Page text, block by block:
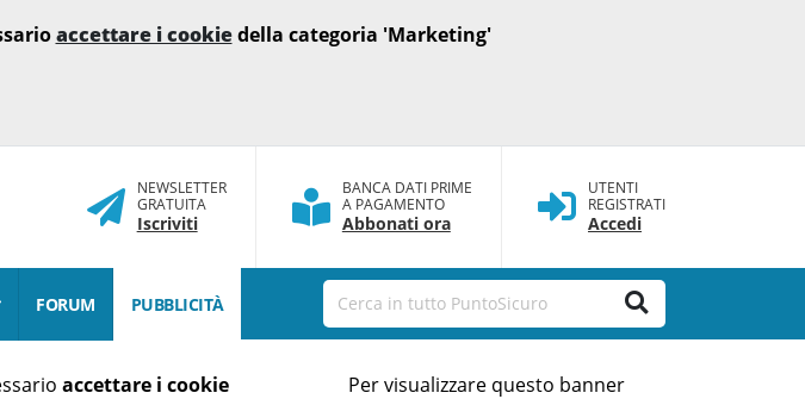
accettare i cookiedella categoria 'Marketing'
NEWSLETTER
GRATUITA
Iscriviti
BANCA DATI PRIME
A PAGAMENTO
Abbonati ora
UTENTI
REGISTRATI
Accedi
FORUM PUBBLICITÀ
accettare i cookie
Per visualizzare questo banner